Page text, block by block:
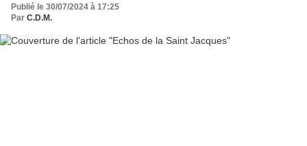
Publié le 30/07/2024 à 17:25
Par C.D.M.